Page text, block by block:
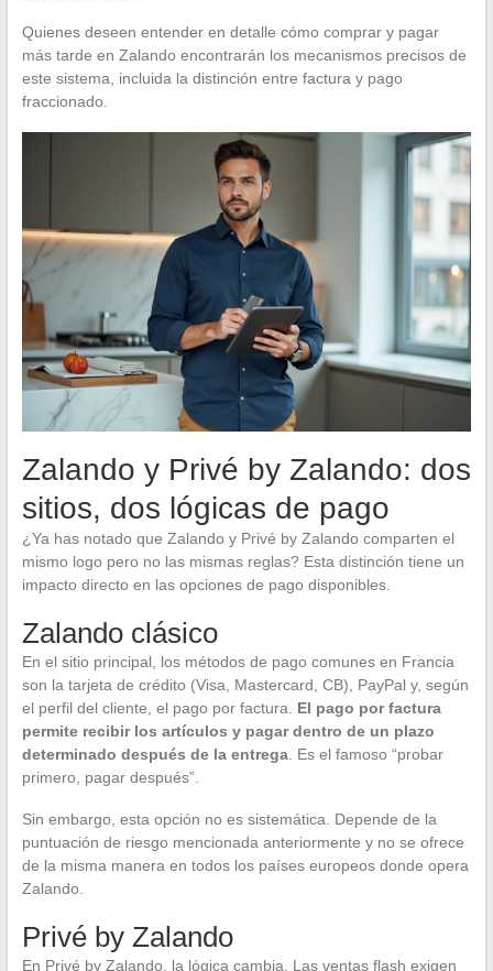
Quienes deseen entender en detalle cómo comprar y pagar
más tarde en Zalando encontrarán los mecanismos precisos de
este sistema, incluida la distinción entre factura y pago
fraccionado.
Zalando y Privé by Zalando: dos
sitios, dos lógicas de pago
¿Ya has notado que Zalando y Privé by Zalando comparten el
mismo logo pero no las mismas reglas? Esta distinción tiene un
impacto directo en las opciones de pago disponibles.
Zalando clásico
En el sitio principal, los métodos de pago comunes en Francia
son la tarjeta de crédito (Visa, Mastercard, CB), PayPal y, según
el perfil del cliente, el pago por factura. El pago por factura
permite recibir los artículos y pagar dentro de un plazo
determinado después de la entrega. Es el famoso “probar
primero, pagar después”.
Sin embargo, esta opción no es sistemática. Depende de la
puntuación de riesgo mencionada anteriormente y no se ofrece
de la misma manera en todos los países europeos donde opera
Zalando.
Privé by Zalando
En Privé by Zalando, la lógica cambia. Las ventas flash exigen